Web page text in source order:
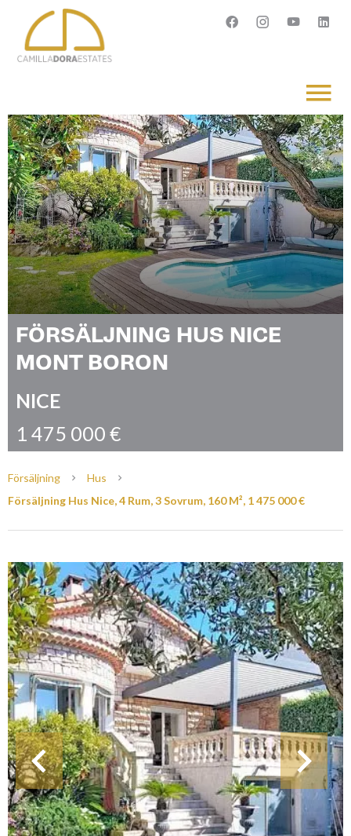
FÖRSÄLJNING HUS NICE
MONT BORON
NICE
1 475 000 €
Försäljning
Hus
Försäljning Hus Nice, 4 Rum, 3 Sovrum, 160 M², 1 475 000 €